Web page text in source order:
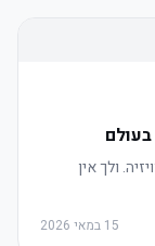
בטלוויזיה. ולך אין
15 במאי 2026